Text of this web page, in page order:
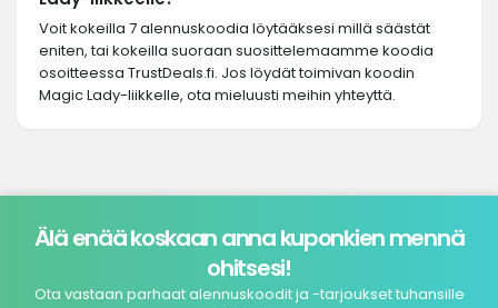
Voit kokeilla 7 alennuskoodia löytääksesi millä säästät
eniten, tai kokeilla suoraan suosittelemaamme koodia
osoitteessa TrustDeals.fi. Jos löydät toimivan koodin
Magic Lady-liikkelle, ota mieluusti meihin yhteyttä.
Älä enää koskaan anna kuponkien mennä
ohitsesi!
Ota vastaan parhaat alennuskoodit ja -tarjoukset tuhansille